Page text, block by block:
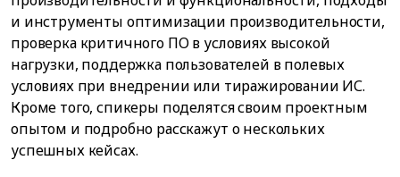
и инструменты оптимизации производительности,
проверка критичного ПО в условиях высокой
нагрузки, поддержка пользователей в полевых
условиях при внедрении или тиражировании ИС.
Кроме того, спикеры поделятся своим проектным
опытом и подробно расскажут о нескольких
успешных кейсах.